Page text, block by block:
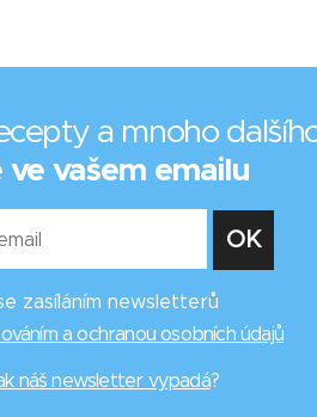
a mnoho
vašem emailu
zasíláním newsletterů
a ochranou osobních údajů
náš newsletter vypadá?